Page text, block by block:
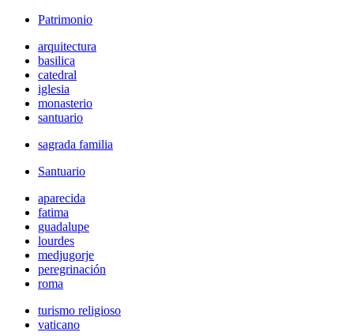
Patrimonio
arquitectura
basilica
catedral
iglesia
monasterio
santuario
sagrada familia
Santuario
aparecida
fatima
guadalupe
lourdes
medjugorje
peregrinación
roma
turismo religioso
vaticano